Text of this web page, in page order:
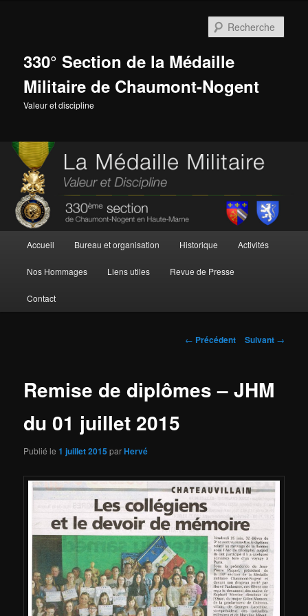
330° Section de la Médaille
Militaire de Chaumont-Nogent
Valeur et discipline
principal
Accueil Bureau et organisation Historique Activités
Nos Hommages Liens utiles Revue de Presse
Contact
Navigation
← Précédent Suivant →
Remise de diplômes – JHM
du 01 juillet 2015
Publié le1 juillet 2015 parHervé